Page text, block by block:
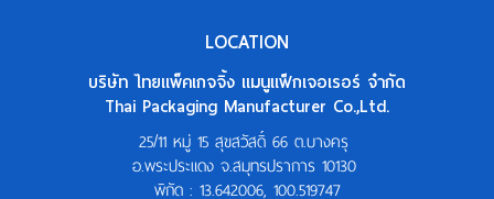
LOCATION
บริษัท ไทยแพ็คเกจจิ้ง แมนูแฟ็กเจอเรอร์ จำกัด
Thai Packaging Manufacturer Co.,Ltd.
25/11 หมู่ 15 สุขสวัสดิ์ 66 ต.บางครุ
อ.พระประแดง จ.สมุทรปราการ 10130
พิกัด : 13.642006, 100.519747